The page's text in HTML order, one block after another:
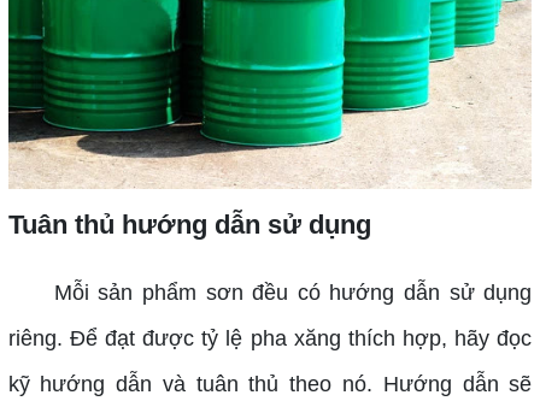
Tuân thủ hướng dẫn sử dụng
Mỗi sản phẩm sơn đều có hướng dẫn sử dụng
riêng. Để đạt được tỷ lệ pha xăng thích hợp, hãy đọc
kỹ hướng dẫn và tuân thủ theo nó. Hướng dẫn sẽ